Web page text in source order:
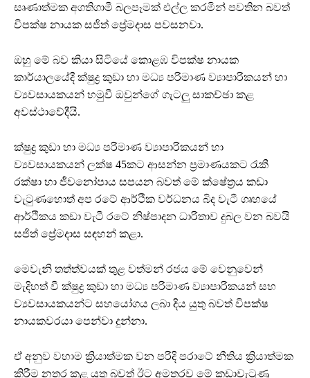
සෘණාත්මක අගතිගාමී බලපෑමක් එල්ල කරමින් පවතින බවත්
විපක්ෂ නායක සජිත් ප්‍රේමදාස පවසනවා.
ඔහු මේ බව කියා සිටියේ කොළඹ විපක්ෂ නායක
කාර්යාලයේදී ක්ෂුද්‍ර කුඩා හා මධ්‍ය පරිමාණ ව්‍යාපාරිකයන් හා
ව්‍යවසායකයන් හමුවී ඔවුන්ගේ ගැටලු සාකච්ඡා කළ
අවස්ථාවේදීයි.
ක්ෂුද්‍ර කුඩා හා මධ්‍ය පරිමාණ ව්‍යාපාරිකයන් හා
ව්‍යවසායකයන් ලක්ෂ 45කට ආසන්න ප්‍රමාණයකට රැකී
රක්ෂා හා ජීවනෝපාය සපයන බවත් මේ ක්ෂේත්‍රය කඩා
වැටුණහොත් අප රටේ ආර්ථික වර්ධනය බිද වැටී ගෘහයේ
ආර්ථිකය කඩා වැටී රටේ නිෂ්පාදන ධාරිතාව දුබල වන බවයි
සජිත් ප්‍රේමදාස සඳහන් කළා.
මෙවැනි තත්ත්වයක් තුළ වත්මන් රජය මේ වෙනුවෙන්
මැදිහත් වී ක්ෂුද්‍ර කුඩා හා මධ්‍ය පරිමාණ ව්‍යාපාරිකයන් සහ
ව්‍යවසායකයන්ට සහයෝගය ලබා දිය යුතු බවත් විපක්ෂ
නායකවරයා පෙන්වා දුන්නා.
ඒ අනුව වහාම ක්‍රියාත්මක වන පරිදි පරාටේ නීතිය ක්‍රියාත්මක
කිරීම නතර කළ යුතු බවත් ඊට අමතරව මේ කඩාවැටුණු